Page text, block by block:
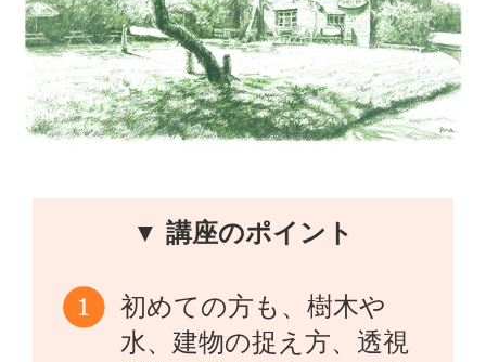
▼ 講座のポイント
初めての方も、樹木や
水、建物の捉え方、透視